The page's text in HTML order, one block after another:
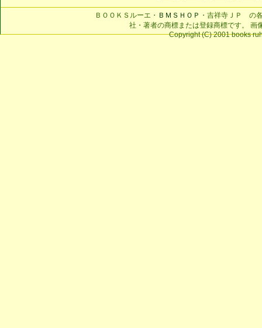
ＢＯＯＫＳルーエ・ ＢＭＳＨＯＰ ・吉祥寺ＪＰ の
社・著者の商標または登録商標です。 画
Copyright (C) 2001 books